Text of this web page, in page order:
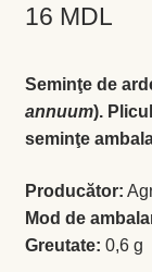
Informaţii
Ardei iute
Busuioc
Busuioc roşu
Ceapă de tuns
16 MDL
Seminţe de
annuum).
seminţe
Producător:
Mod de
Greutate: 0,6 g